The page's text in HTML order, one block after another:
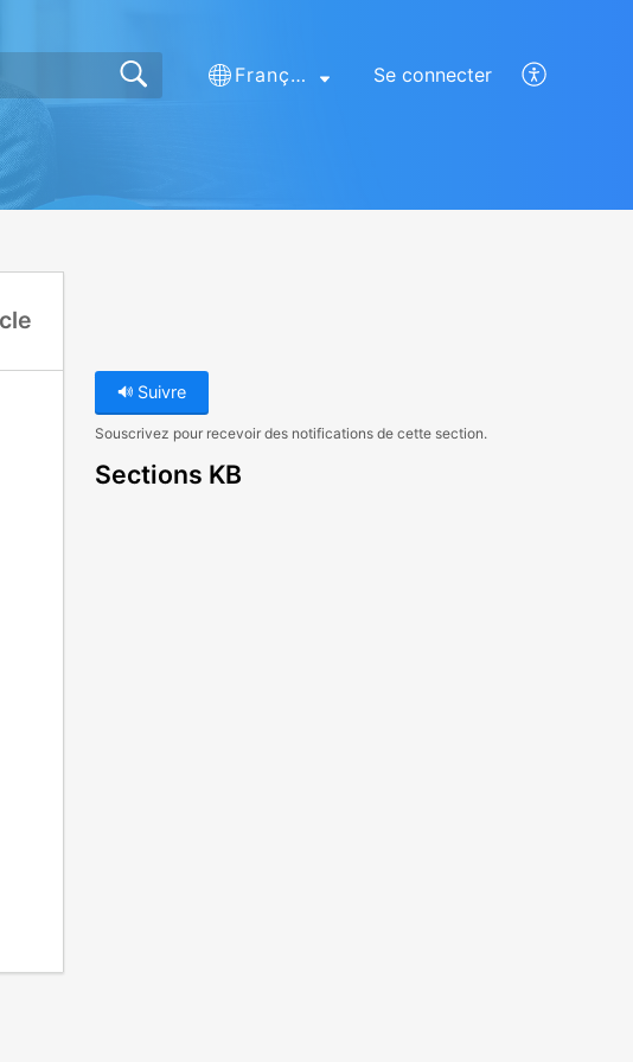
Français (France) Se connecter
Suivre
Souscrivez pour recevoir des notifications de cette section.
Sections KB